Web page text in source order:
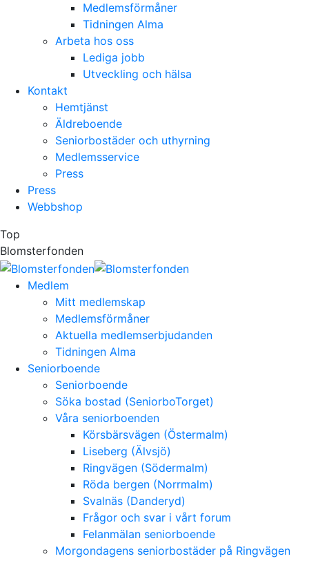
Medlemsförmåner
Tidningen Alma
Arbeta hos oss
Lediga jobb
Utveckling och hälsa
Kontakt
Hemtjänst
Äldreboende
Seniorbostäder och uthyrning
Medlemsservice
Press
Press
Webbshop
Top
Blomsterfonden
Medlem
Mitt medlemskap
Medlemsförmåner
Aktuella medlemserbjudanden
Tidningen Alma
Seniorboende
Seniorboende
Söka bostad (SeniorboTorget)
Våra seniorboenden
Körsbärsvägen (Östermalm)
Liseberg (Älvsjö)
Ringvägen (Södermalm)
Röda bergen (Norrmalm)
Svalnäs (Danderyd)
Frågor och svar i vårt forum
Felanmälan seniorboende
Morgondagens seniorbostäder på Ringvägen